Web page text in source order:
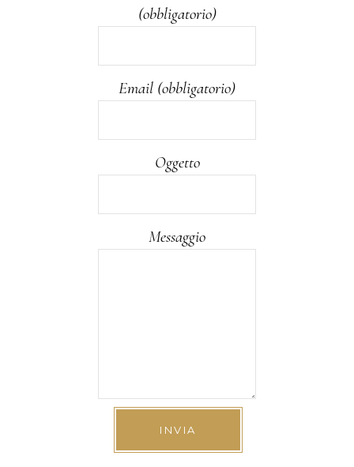
(obbligatorio)
Email (obbligatorio)
Oggetto
Messaggio
INVIA